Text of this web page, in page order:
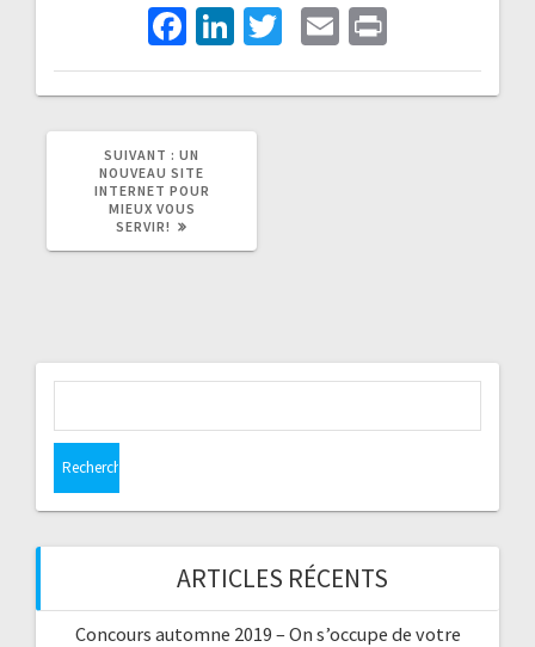
Fa
ce
b
o
o
Li
n
ke
dI
T
wi
tt
E
m
ai
in
t
SUIVANT : ARTICLE
SUIVANT
:
UN
NOUVEAU SITE
INTERNET POUR
MIEUX VOUS
SERVIR!
ARTICLES RÉCENTS
Concours automne 2019 – On s’occupe de votre